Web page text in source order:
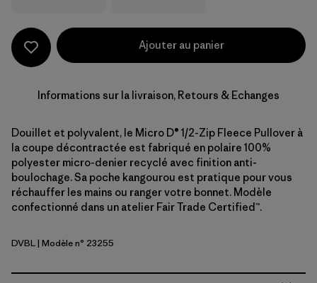
Ajouter au panier
Informations sur la livraison, Retours & Echanges
Douillet et polyvalent, le Micro D® 1/2-Zip Fleece Pullover à
la coupe décontractée est fabriqué en polaire 100%
polyester micro-denier recyclé avec finition anti-
boulochage. Sa poche kangourou est pratique pour vous
réchauffer les mains ou ranger votre bonnet. Modèle
confectionné dans un atelier Fair Trade Certified™.
Diver Blue
DVBL| Modèle n° 23255